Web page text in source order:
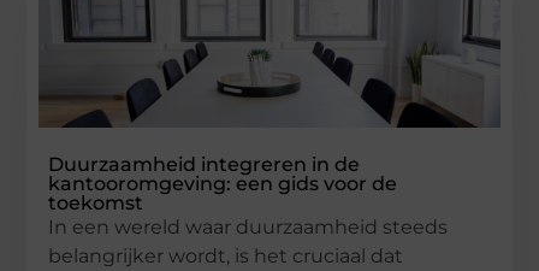
Duurzaamheid integreren in de
kantooromgeving: een gids voor de
toekomst
In een wereld waar duurzaamheid steeds
belangrijker wordt, is het cruciaal dat